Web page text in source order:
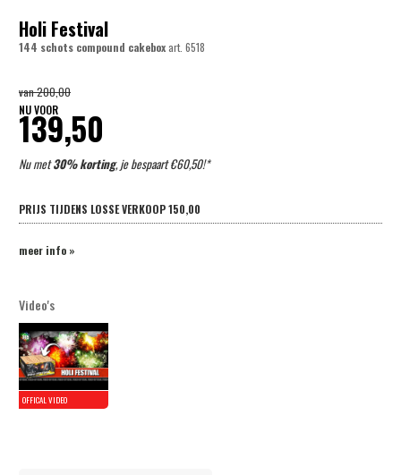
Holi Festival
144 schots compound cakeboxart. 6518
van200,00
NU VOOR
139,50
Nu met30% korting, je bespaart €60,50!*
PRIJS TIJDENS LOSSE VERKOOP150,00
meer info »
Video's